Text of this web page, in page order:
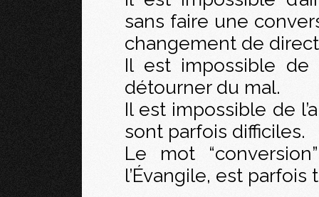
sans faire une
changement de
Il est impossible
détourner du mal.
Il est impossible de
sont parfois difficiles.
Le mot
l’Évangile, est